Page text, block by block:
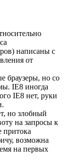
написаны с
от
браузеры, но со
IE8 иногда
IE8 нет, руки
но злобный
на запросы к
притока
возможна
на первых